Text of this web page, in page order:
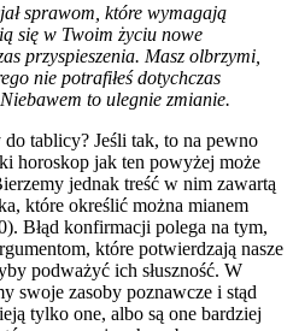
sprawom, które wymagają
się w Twoim życiu nowe
przyspieszenia. Masz olbrzymi,
nie potrafiłeś dotychczas
to ulegnie zmianie.
tablicy? Jeśli tak, to na pewno
horoskop jak ten powyżej może
jednak treść w nim zawartą
które określić można mianem
Błąd konfirmacji polega na tym,
które potwierdzają nasze
podważyć ich słuszność. W
swoje zasoby poznawcze i stąd
tylko one, albo są one bardziej